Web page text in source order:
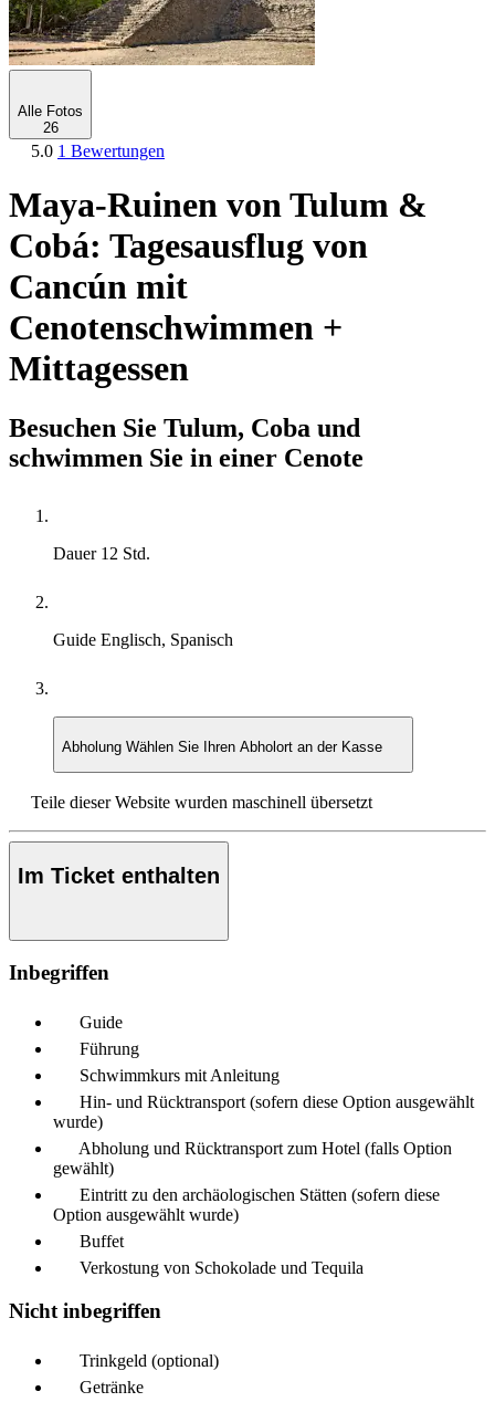
Alle Fotos
26
5.0 1 Bewertungen
Maya-Ruinen von Tulum &
Cobá: Tagesausflug von
Cancún mit
Cenotenschwimmen +
Mittagessen
Besuchen Sie Tulum, Coba und
schwimmen Sie in einer Cenote
Dauer 12 Std.
Guide Englisch, Spanisch
Abholung Wählen Sie Ihren Abholort an der Kasse
Teile dieser Website wurden maschinell übersetzt
Im Ticket enthalten
Inbegriffen
Guide
Führung
Schwimmkurs mit Anleitung
Hin- und Rücktransport (sofern diese Option ausgewählt
wurde)
Abholung und Rücktransport zum Hotel (falls Option
gewählt)
Eintritt zu den archäologischen Stätten (sofern diese
Option ausgewählt wurde)
Buffet
Verkostung von Schokolade und Tequila
Nicht inbegriffen
Trinkgeld (optional)
Getränke